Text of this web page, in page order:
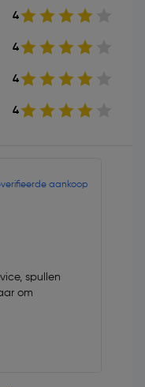
4
4
4
4
aankoop
spullen
om